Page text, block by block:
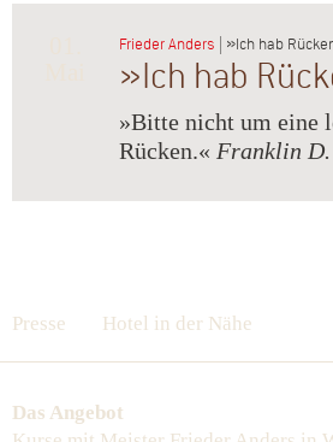
Frieder Anders | »Ich hab
»Ich hab
»Bitte nicht um eine
Rücken.« Franklin D.
Presse Hotel in der Nähe
Das Angebot